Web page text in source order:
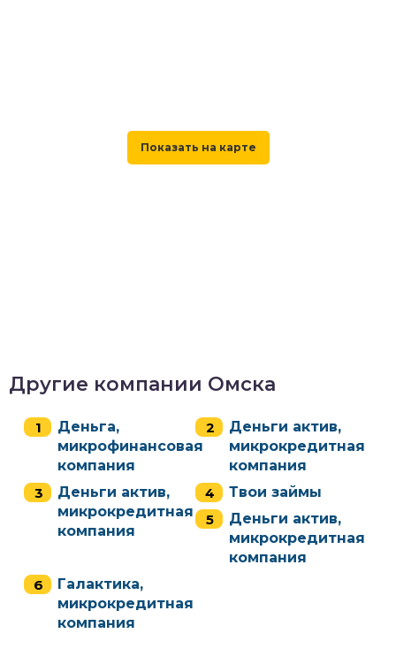
Другие компании Омска
Деньга,
микрофинансовая
компания
Деньги актив,
микрокредитная
компания
Деньги актив,
микрокредитная
компания
Твои займы
Деньги актив,
микрокредитная
компания
Галактика,
микрокредитная
компания